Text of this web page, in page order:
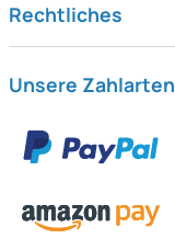
Rechtliches
Unsere Zahlarten